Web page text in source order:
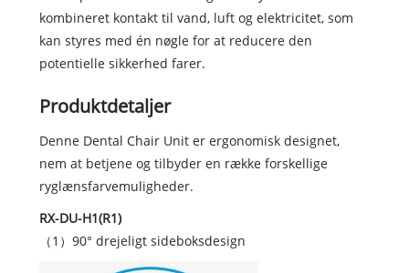
kombineret kontakt til vand, luft og elektricitet, som
kan styres med én nøgle for at reducere den
potentielle sikkerhed farer.
Produktdetaljer
Denne Dental Chair Unit er ergonomisk designet,
nem at betjene og tilbyder en række forskellige
ryglænsfarvemuligheder.
RX-DU-H1(R1)
（1）90° drejeligt sideboksdesign